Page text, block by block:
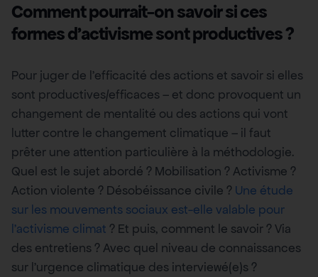
Comment pourrait-on savoir si ces
formes d’activisme sont productives ?
Pour juger de l’efficacité des actions et savoir si elles
sont productives/efficaces – et donc provoquent un
changement de mentalité ou des actions qui vont
lutter contre le changement climatique – il faut
prêter une attention particulière à la méthodologie.
Quel est le sujet abordé ? Mobilisation ? Activisme ?
Action violente ? Désobéissance civile ? Une étude
sur les mouvements sociaux est-elle valable pour
l’activisme climat ? Et puis, comment le savoir ? Via
des entretiens ? Avec quel niveau de connaissances
sur l’urgence climatique des interviewé(e)s ?